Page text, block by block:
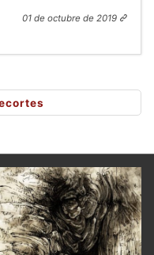
01 de octubre de 2019